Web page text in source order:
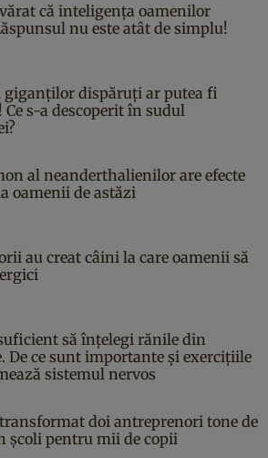
că inteligența oamenilor
nu este atât de simplu!
giganților dispăruți ar putea fi
Ce s-a descoperit în sudul
al neanderthalienilor are efecte
oamenii de astăzi
au creat câini la care oamenii să
să înțelegi rănile din
De ce sunt importante și exercițiile
sistemul nervos
doi antreprenori tone de
școli pentru mii de copii